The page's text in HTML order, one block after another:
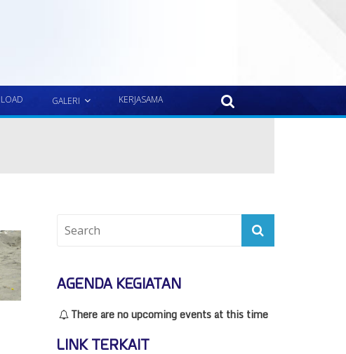
GALERI KERJASAMA
AGENDA KEGIATAN
There are no upcoming events at this time
LINK TERKAIT